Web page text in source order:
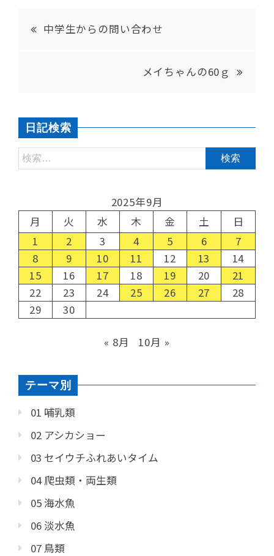
中学生からの問い合わせ
メイちゃんの60ｇ
日記検索
2025年9月
月
火 水 木 金 土
日
1
2 3 4 5 6
7
8
9 10 11 12 13
14
15
16 17 18 19 20
21
22
23 24 25 26 27
28
29
30
« 8月 10月 »
テーマ別
01 哺乳類
02 アシカショー
03 セイウチふれあいタイム
04 爬虫類・両生類
05 海水魚
06 淡水魚
07 鳥類